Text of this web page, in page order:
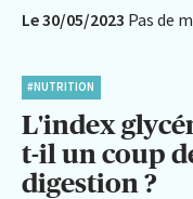
Le 30/05/2023 Pas de
#NUTRITION
L'index
t-il un coup
digestion ?